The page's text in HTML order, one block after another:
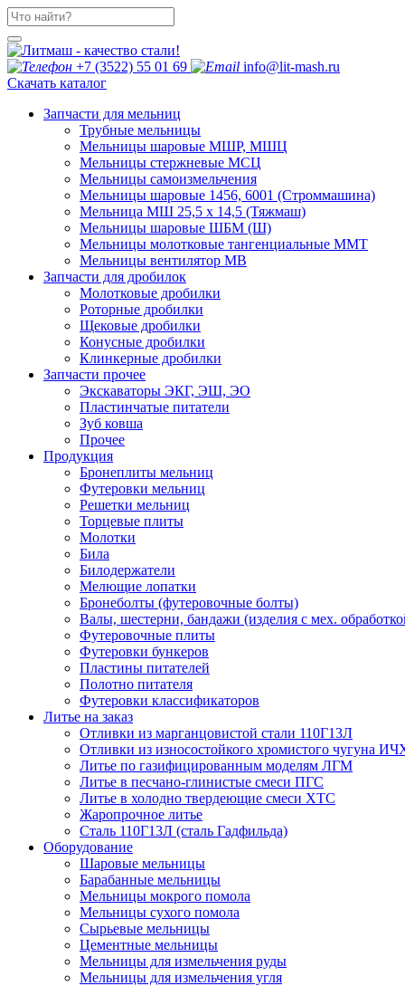
+7 (3522) 55 01 69
info@lit-mash.ru
Скачать каталог
Запчасти для мельниц
Трубные мельницы
Мельницы шаровые МШР, МШЦ
Мельницы стержневые МСЦ
Мельницы самоизмельчения
Мельницы шаровые 1456, 6001 (Строммашина)
Мельница МШ 25,5 х 14,5 (Тяжмаш)
Мельницы шаровые ШБМ (Ш)
Мельницы молотковые тангенциальные ММТ
Мельницы вентилятор МВ
Запчасти для дробилок
Молотковые дробилки
Роторные дробилки
Щековые дробилки
Конусные дробилки
Клинкерные дробилки
Запчасти прочее
Экскаваторы ЭКГ, ЭШ, ЭО
Пластинчатые питатели
Зуб ковша
Прочее
Продукция
Бронеплиты мельниц
Футеровки мельниц
Решетки мельниц
Торцевые плиты
Молотки
Била
Билодержатели
Мелющие лопатки
Бронеболты (футеровочные болты)
Валы, шестерни, бандажи (изделия с мех.
Футеровочные плиты
Футеровки бункеров
Пластины питателей
Полотно питателя
Футеровки классификаторов
Литье на заказ
Отливки из марганцовистой стали 110Г13Л
Отливки из износостойкого хромистого чугуна
Литье по газифицированным моделям ЛГМ
Литье в песчано-глинистые смеси ПГС
Литье в холодно твердеющие смеси ХТС
Жаропрочное литье
Сталь 110Г13Л (сталь Гадфильда)
Оборудование
Шаровые мельницы
Барабанные мельницы
Мельницы мокрого помола
Мельницы сухого помола
Сырьевые мельницы
Цементные мельницы
Мельницы для измельчения руды
Мельницы для измельчения угля